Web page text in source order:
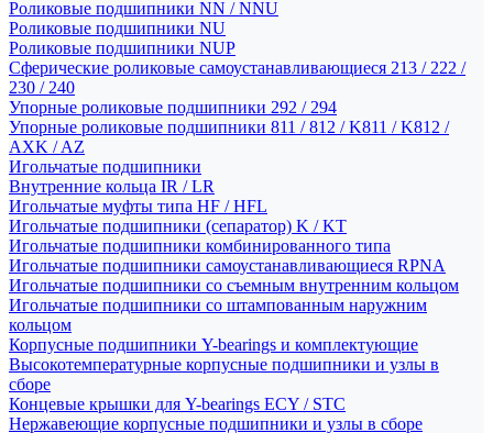
Роликовые подшипники NN / NNU
Роликовые подшипники NU
Роликовые подшипники NUP
Сферические роликовые самоустанавливающиеся 213 / 222 /
230 / 240
Упорные роликовые подшипники 292 / 294
Упорные роликовые подшипники 811 / 812 / K811 / K812 /
AXK / AZ
Игольчатые подшипники
Внутренние кольца IR / LR
Игольчатые муфты типа HF / HFL
Игольчатые подшипники (сепаратор) K / KT
Игольчатые подшипники комбинированного типа
Игольчатые подшипники самоустанавливающиеся RPNA
Игольчатые подшипники со съемным внутренним кольцом
Игольчатые подшипники со штампованным наружним
кольцом
Корпусные подшипники Y-bearings и комплектующие
Высокотемпературные корпусные подшипники и узлы в
сборе
Концевые крышки для Y-bearings ECY / STC
Нержавеющие корпусные подшипники и узлы в сборе